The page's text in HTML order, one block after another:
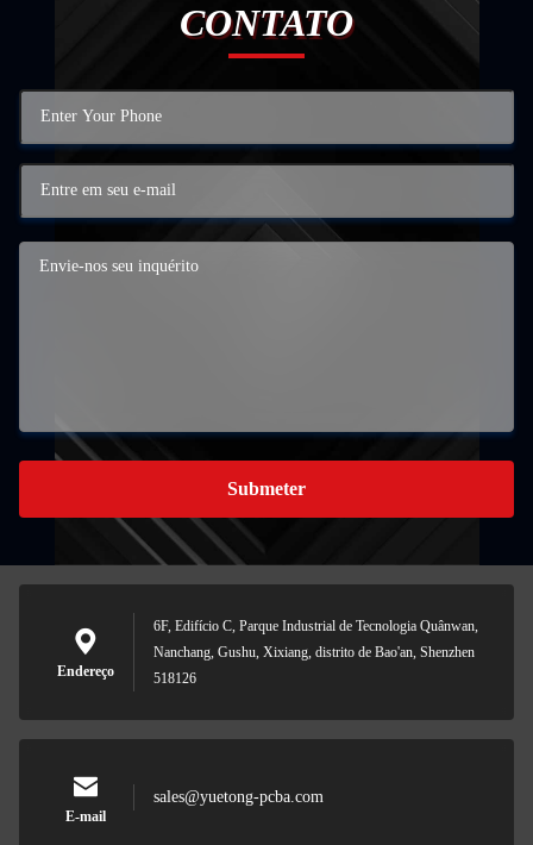
CONTATO
Submeter
Endereço
6F, Edifício C, Parque Industrial de Tecnologia Quânwan,
Nanchang, Gushu, Xixiang, distrito de Bao'an, Shenzhen
518126
E-mail
sales@yuetong-pcba.com